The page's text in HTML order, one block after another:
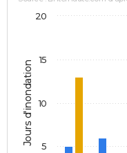
Jours d'inondation 5
10
15
20